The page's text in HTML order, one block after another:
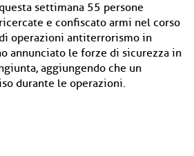
settimana 55 persone
ricercate e confiscato armi nel corso
operazioni antiterrorismo in
annunciato le forze di sicurezza in
aggiungendo che un
durante le operazioni.